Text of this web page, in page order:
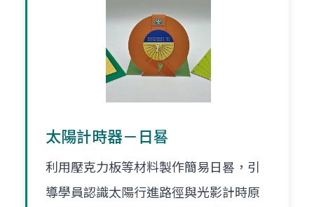
太陽計時器－日晷
利用壓克力板等材料製作簡易日晷，引
導學員認識太陽行進路徑與光影計時原